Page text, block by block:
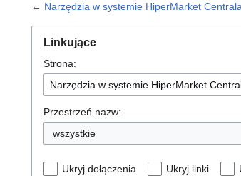
← Narzędzia w systemie HiperMarket Centrala
Linkujące
Strona:
Przestrzeń nazw:
wszystkie
Ukryj dołączenia Ukryj linki